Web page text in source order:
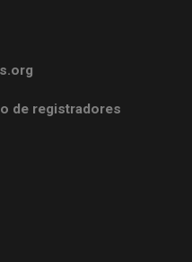
de registradores
(abre en ventana nueva)
(abre en ventana nueva)